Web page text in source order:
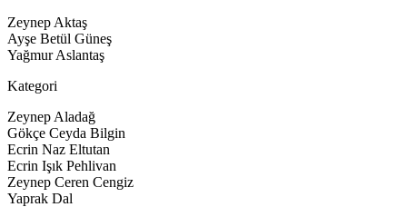
Zeynep Aktaş
Ayşe Betül Güneş
Yağmur Aslantaş
Kategori
Zeynep Aladağ
Gökçe Ceyda Bilgin
Ecrin Naz Eltutan
Ecrin Işık Pehlivan
Zeynep Ceren Cengiz
Yaprak Dal